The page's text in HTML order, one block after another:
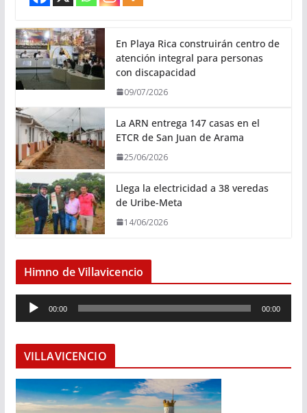
En Playa Rica construirán centro de
atención integral para personas
con discapacidad
09/07/2026
La ARN entrega 147 casas en el
ETCR de San Juan de Arama
25/06/2026
Llega la electricidad a 38 veredas
de Uribe-Meta
14/06/2026
Himno de Villavicencio
e
o
d
u
00:00 00:00
VILLAVICENCIO